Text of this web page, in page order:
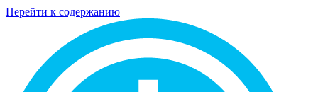
Перейти к содержанию